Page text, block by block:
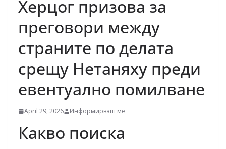
Херцог призова за
преговори между
страните по делата
срещу Нетаняху преди
евентуално помилване
April 29, 2026 Информирваш ме
Какво поиска